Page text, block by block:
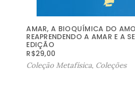
AMAR, A BIOQUÍMICA DO
REAPRENDENDO A AMAR E A
EDIÇÃO
R$29,00
Coleção Metafísica, Coleções